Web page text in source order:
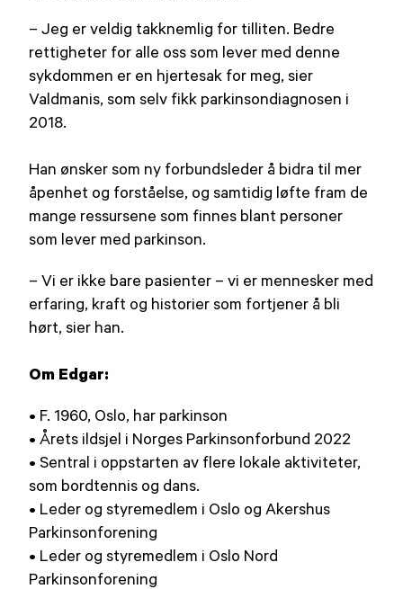
– Jeg er veldig takknemlig for tilliten. Bedre
rettigheter for alle oss som lever med denne
sykdommen er en hjertesak for meg, sier
Valdmanis, som selv fikk parkinsondiagnosen i
2018.
Han ønsker som ny forbundsleder å bidra til mer
åpenhet og forståelse, og samtidig løfte fram de
mange ressursene som finnes blant personer
som lever med parkinson.
– Vi er ikke bare pasienter – vi er mennesker med
erfaring, kraft og historier som fortjener å bli
hørt, sier han.
Om Edgar:
• F. 1960, Oslo, har parkinson
• Årets ildsjel i Norges Parkinsonforbund 2022
• Sentral i oppstarten av flere lokale aktiviteter,
som bordtennis og dans.
• Leder og styremedlem i Oslo og Akershus
Parkinsonforening
• Leder og styremedlem i Oslo Nord
Parkinsonforening